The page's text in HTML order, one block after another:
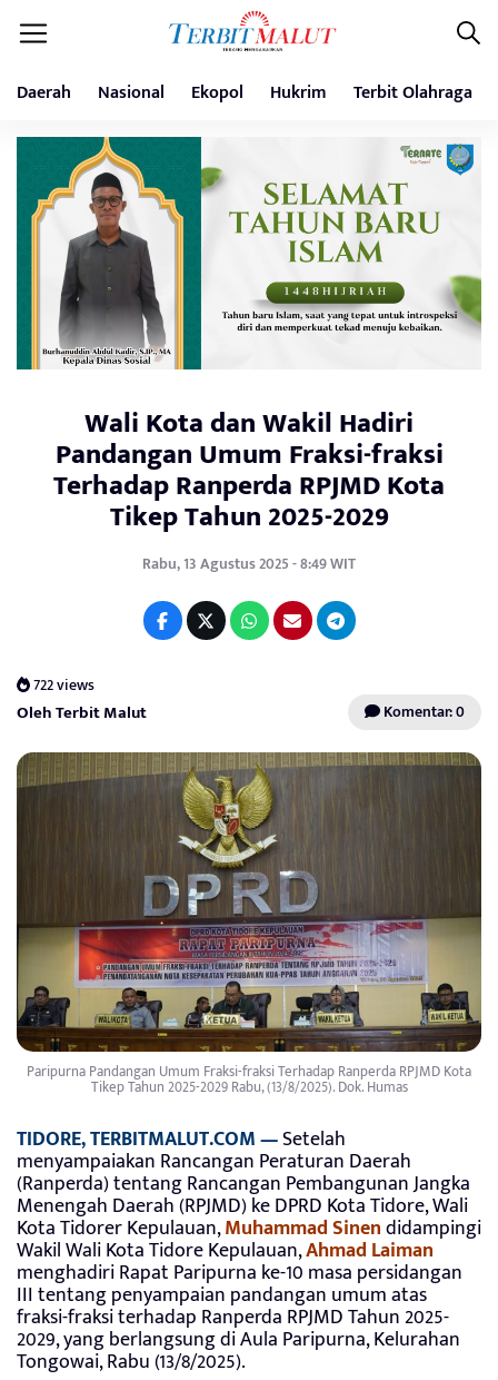
Daerah Nasional Ekopol Hukrim Terbit Olahraga
Wali Kota dan Wakil Hadiri
Pandangan Umum Fraksi-fraksi
Terhadap Ranperda RPJMD Kota
Tikep Tahun 2025-2029
Rabu, 13 Agustus 2025 - 8:49 WIT
722 views
Oleh Terbit Malut Komentar: 0
Paripurna Pandangan Umum Fraksi-fraksi Terhadap Ranperda RPJMD Kota
Tikep Tahun 2025-2029 Rabu, (13/8/2025). Dok. Humas
TIDORE, TERBITMALUT.COM —Setelah
menyampaiakan Rancangan Peraturan Daerah
(Ranperda) tentang Rancangan Pembangunan Jangka
Menengah Daerah (RPJMD) ke DPRD Kota Tidore, Wali
Kota Tidorer Kepulauan,Muhammad Sinendidampingi
Wakil Wali Kota Tidore Kepulauan,Ahmad Laiman
menghadiri Rapat Paripurna ke-10 masa persidangan
III tentang penyampaian pandangan umum atas
fraksi-fraksi terhadap Ranperda RPJMD Tahun 2025-
2029, yang berlangsung di Aula Paripurna, Kelurahan
Tongowai, Rabu (13/8/2025).